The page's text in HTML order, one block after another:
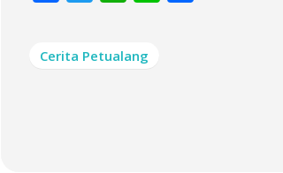
Cerita Petualang